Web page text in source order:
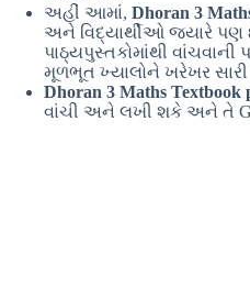
અહીં આમાં, Dhoran 3
અને વિદ્યાર્થીઓ જ્યારે પણ
પાઠ્યપુસ્તકોમાંથી
મૂળભૂત ખ્યાલોને ખરેખર
Dhoran 3 Maths Textbook
વાંચી અને લખી શકે અને તે